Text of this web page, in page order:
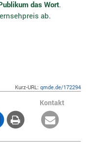
das Wort.
ab.
Kurz-URL:qmde.de/172294
Kontakt